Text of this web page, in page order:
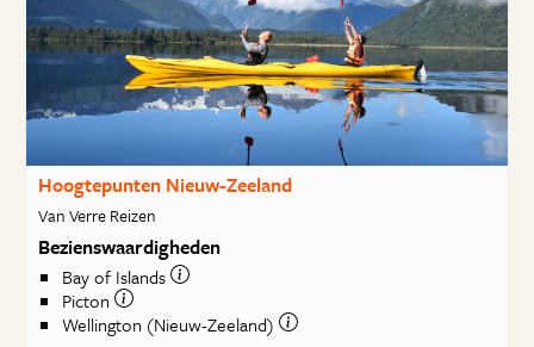
Hoogtepunten Nieuw-Zeeland
Van Verre Reizen
Bezienswaardigheden
Bay of Islands
Picton
Wellington (Nieuw-Zeeland)